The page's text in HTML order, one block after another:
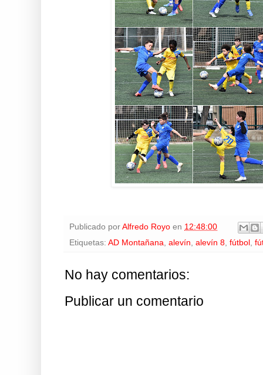
Publicado por Alfredo Royo en 12:48:00
Etiquetas: AD Montañana alevín alevín 8 fútbol
No hay comentarios:
Publicar un comentario